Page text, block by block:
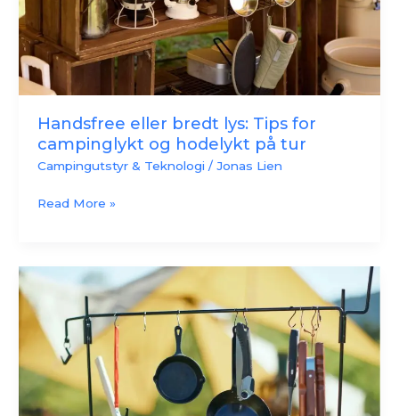
Handsfree eller bredt lys: Tips for
campinglykt og hodelykt på tur
Campingutstyr & Teknologi / Jonas Lien
hodelykt
på
tur
Read More »
Den
ultimate
guiden
til
campingkjøkken
effektiv